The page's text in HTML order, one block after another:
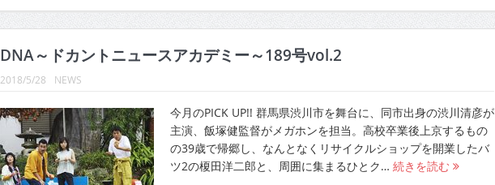
DNA～ドカントニュースアカデミー～189号vol.2
2018/5/28 NEWS
今月のPICK UP!! 群馬県渋川市を舞台に、同市出身の渋川清彦が
主演、飯塚健監督がメガホンを担当。高校卒業後上京するもの
の39歳で帰郷し、なんとなくリサイクルショップを開業したバ
ツ2の榎田洋二郎と、周囲に集まるひとク… 続きを読む